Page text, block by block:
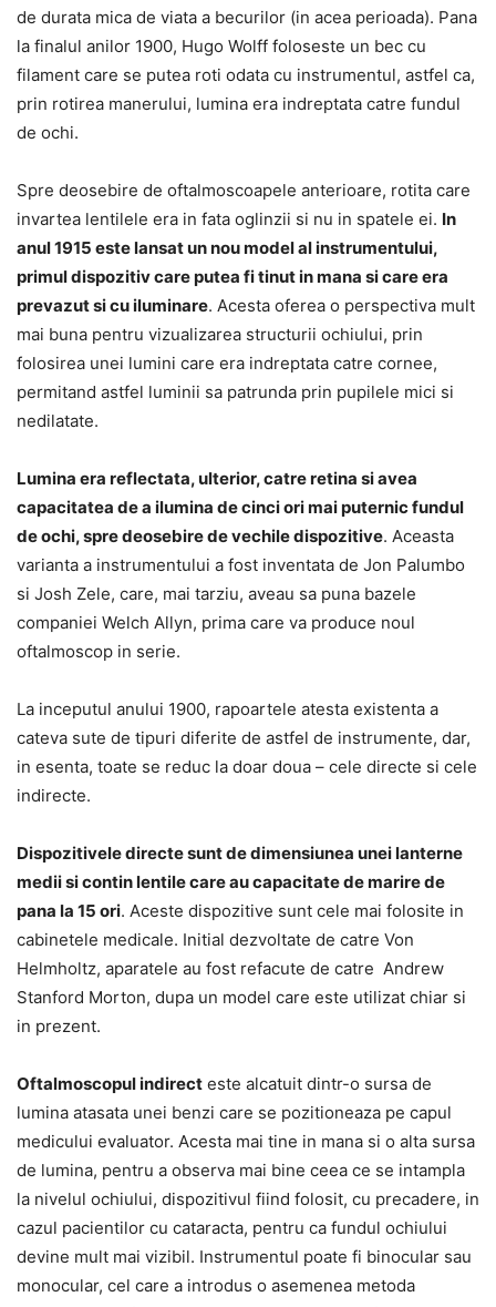
de durata mica de viata a becurilor (in acea perioada). Pana
la finalul anilor 1900, Hugo Wolff foloseste un bec cu
filament care se putea roti odata cu instrumentul, astfel ca,
prin rotirea manerului, lumina era indreptata catre fundul
de ochi.
Spre deosebire de oftalmoscoapele anterioare, rotita care
invartea lentilele era in fata oglinzii si nu in spatele ei. In
anul 1915 este lansat un nou model al instrumentului,
primul dispozitiv care putea fi tinut in mana si care era
prevazut si cu iluminare. Acesta oferea o perspectiva mult
mai buna pentru vizualizarea structurii ochiului, prin
folosirea unei lumini care era indreptata catre cornee,
permitand astfel luminii sa patrunda prin pupilele mici si
nedilatate.
Lumina era reflectata, ulterior, catre retina si avea
capacitatea de a ilumina de cinci ori mai puternic fundul
de ochi, spre deosebire de vechile dispozitive. Aceasta
varianta a instrumentului a fost inventata de Jon Palumbo
si Josh Zele, care, mai tarziu, aveau sa puna bazele
companiei Welch Allyn, prima care va produce noul
oftalmoscop in serie.
La inceputul anului 1900, rapoartele atesta existenta a
cateva sute de tipuri diferite de astfel de instrumente, dar,
in esenta, toate se reduc la doar doua – cele directe si cele
indirecte.
Dispozitivele directe sunt de dimensiunea unei lanterne
medii si contin lentile care au capacitate de marire de
pana la 15 ori. Aceste dispozitive sunt cele mai folosite in
cabinetele medicale. Initial dezvoltate de catre Von
Helmholtz, aparatele au fost refacute de catre Andrew
Stanford Morton, dupa un model care este utilizat chiar si
in prezent.
Oftalmoscopul indirect este alcatuit dintr-o sursa de
lumina atasata unei benzi care se pozitioneaza pe capul
medicului evaluator. Acesta mai tine in mana si o alta sursa
de lumina, pentru a observa mai bine ceea ce se intampla
la nivelul ochiului, dispozitivul fiind folosit, cu precadere, in
cazul pacientilor cu cataracta, pentru ca fundul ochiului
devine mult mai vizibil. Instrumentul poate fi binocular sau
monocular, cel care a introdus o asemenea metoda